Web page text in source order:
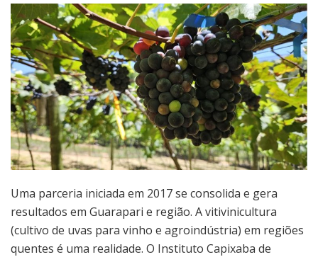
Uma parceria iniciada em 2017 se consolida e gera
resultados em Guarapari e região. A vitivinicultura
(cultivo de uvas para vinho e agroindústria) em regiões
quentes é uma realidade. O Instituto Capixaba de